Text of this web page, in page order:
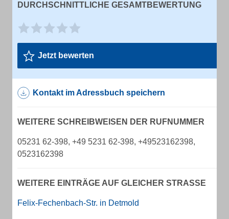
DURCHSCHNITTLICHE GESAMTBEWERTUNG
Jetzt bewerten
Kontakt im Adressbuch speichern
WEITERE SCHREIBWEISEN DER RUFNUMMER
05231 62-398, +49 5231 62-398, +49523162398,
0523162398
WEITERE EINTRÄGE AUF GLEICHER STRASSE
Felix-Fechenbach-Str. in Detmold